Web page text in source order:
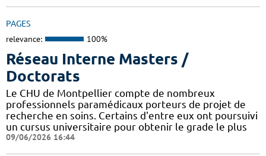
PAGES
relevance: 100%
Réseau Interne Masters /
Doctorats
Le CHU de Montpellier compte de nombreux
professionnels paramédicaux porteurs de projet de
recherche en soins. Certains d'entre eux ont poursuivi
un cursus universitaire pour obtenir le grade le plus
09/06/2026 16:44